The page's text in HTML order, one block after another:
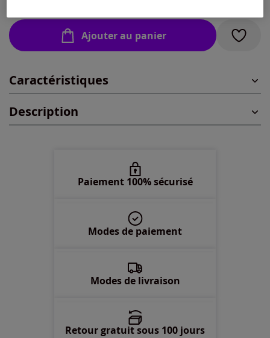
En stock
46 -En stock
48 -En stock
Ajouter au panier
Caractéristiques
Description
Paiement 100% sécurisé
Modes de paiement
Modes de livraison
Retour gratuit sous 100 jours